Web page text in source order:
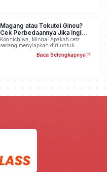
Magang atau Tokutei Ginou?
Cek Perbedaannya Jika Ingin
Kerja di Jepang
Konnichiwa, Minna! Apakah cetz
sedang menyiapkan diri untuk…
Baca Selengkapnya